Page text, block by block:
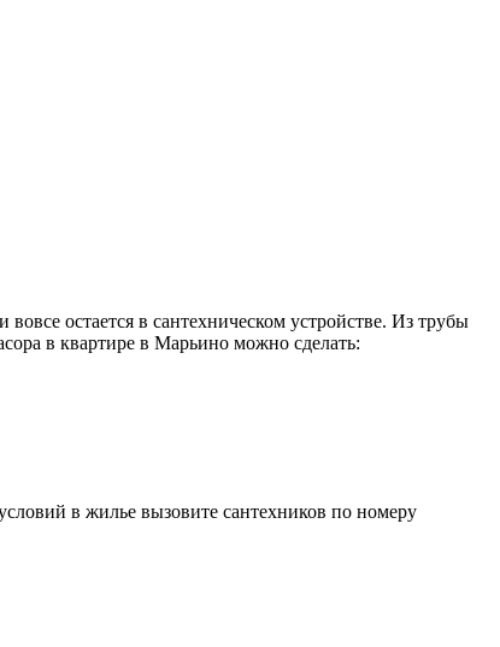
остается в сантехническом устройстве. Из трубы
в квартире в Марьино можно сделать:
в жилье вызовите сантехников по номеру